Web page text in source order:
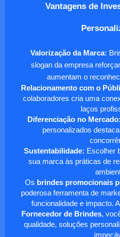
Vantagens de
Valorização da Marca:
slogan da empresa
aumentam o
Relacionamento com o
colaboradores cria uma
laços
Diferenciação no Mercado:
personalizados
Sustentabilidade: Escolher
sua marca às práticas de
Os brindes promocionais
poderosa ferramenta de
funcionalidade e impacto.
Fornecedor de Brindes,
qualidade, soluções